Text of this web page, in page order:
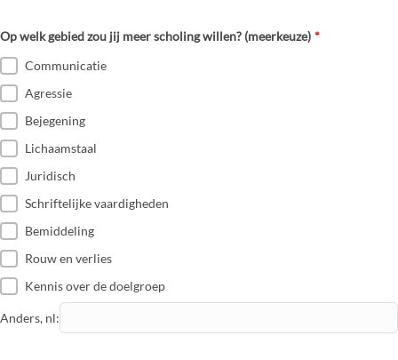
Op welk gebied zou jij meer scholing willen? (meerkeuze) *
Communicatie
Agressie
Bejegening
Lichaamstaal
Juridisch
Schriftelijke vaardigheden
Bemiddeling
Rouw en verlies
Kennis over de doelgroep
Anders, nl: